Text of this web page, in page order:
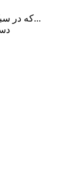
بازی Mount & Blade: Warband که در سبک اکشن و نقش...